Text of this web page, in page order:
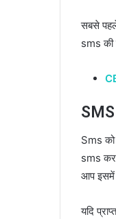
सबसे
sms की
Sms को
sms
आप इसमें
यदि